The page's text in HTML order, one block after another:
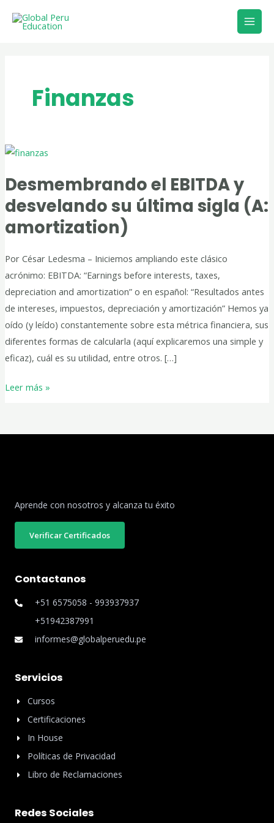
Main
Finanzas
Desmembrando el EBITDA y
desvelando su última sigla (A:
amortization)
Por César Ledesma – Iniciemos ampliando este clásico
acrónimo: EBITDA: “Earnings before interests, taxes,
depreciation and amortization” o en español: “Resultados antes
de intereses, impuestos, depreciación y amortización” Hemos ya
oído (y leído) constantemente sobre esta métrica financiera, sus
diferentes formas de calcularla (aquí explicaremos una simple y
eficaz), cuál es su utilidad, entre otros. […]
Desmembrando
EBITDA
y
su
sigla
(A:
amortization)
Leer más »
Aprende con nosotros y alcanza tu éxito
Verificar Certificados
Contactanos
+51 6575058 - 993937937
+51942387991
informes@globalperuedu.pe
Servicios
Cursos
Certificaciones
In House
Políticas de Privacidad
Libro de Reclamaciones
Redes Sociales